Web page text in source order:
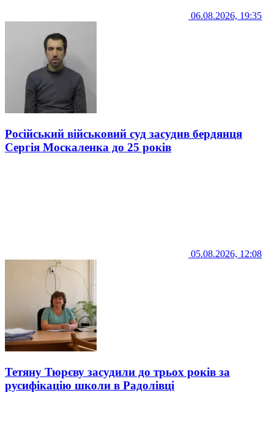
06.08.2026, 19:35
Російський військовий суд засудив бердянця
Сергія Москаленка до 25 років
05.08.2026, 12:08
Тетяну Тюрєву засудили до трьох років за
русифікацію школи в Радолівці